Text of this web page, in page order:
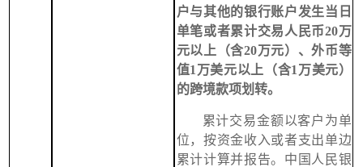
户与其他的银行账户发生当日
单笔或者累计交易人民币20万
元以上（含20万元）、外币等
值1万美元以上（含1万美元）
的跨境款项划转。
累计交易金额以客户为单
位，按资金收入或者支出单边
累计计算并报告。中国人民银